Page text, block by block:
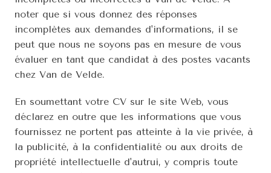
noter que si vous donnez des réponses
incomplètes aux demandes d'informations, il se
peut que nous ne soyons pas en mesure de vous
évaluer en tant que candidat à des postes vacants
chez Van de Velde.
En soumettant votre CV sur le site Web, vous
déclarez en outre que les informations que vous
fournissez ne portent pas atteinte à la vie privée, à
la publicité, à la confidentialité ou aux droits de
propriété intellectuelle d'autrui, y compris toute